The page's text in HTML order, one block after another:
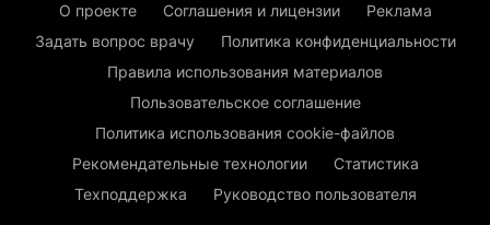
О проекте Соглашения и лицензии
Реклама
Задать вопрос врачу
Политика конфиденциальности
Правила использования материалов
Пользовательское соглашение
Политика использования cookie-файлов
Рекомендательные технологии
Статистика
Техподдержка
Руководство пользователя